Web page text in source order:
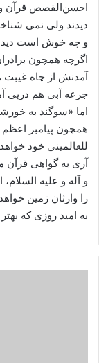
احسن‌القصص قرآن
دیدند ولی نمی
و چه خوش است
اگرچه همچون
آمدنش از چاه غیبت
جرعه آبی هم درپی
اما «سوگند به
همچون پیامبر اعظم
للعالميني خود
آری به گواهی قرآن
و آله و علیه
را وارثان زمین
به امید روزی که